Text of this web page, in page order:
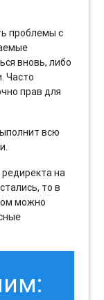
проблемы с
вновь, либо
Часто
прав для
всю
на
то в
можно